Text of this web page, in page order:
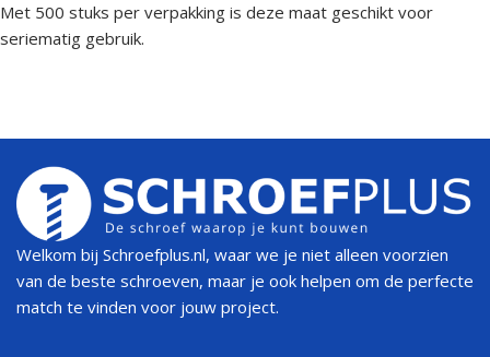
Met 500 stuks per verpakking is deze maat geschikt voor
seriematig gebruik.
Welkom bij Schroefplus.nl, waar we je niet alleen voorzien
van de beste schroeven, maar je ook helpen om de perfecte
match te vinden voor jouw project.